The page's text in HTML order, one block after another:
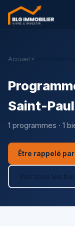
Accueil
Saint-
1 programmes · 1
Être rappelé
Voir tous les